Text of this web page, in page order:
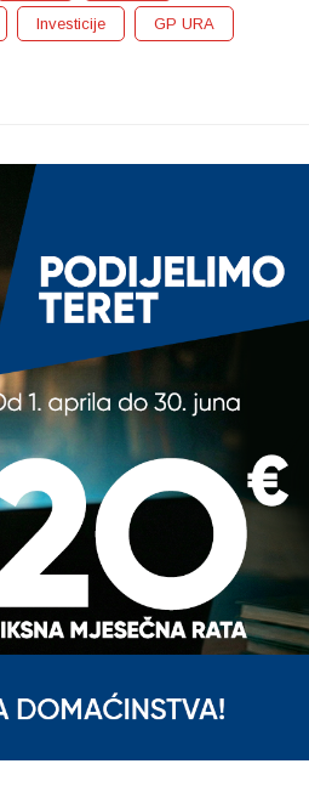
Investicije GP URA